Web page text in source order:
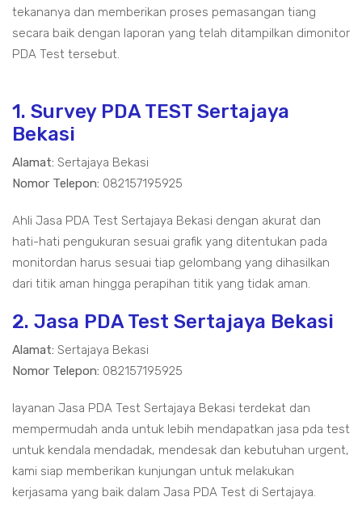
tekananya dan memberikan proses pemasangan tiang
secara baik dengan laporan yang telah ditampilkan dimonitor
PDA Test tersebut.
1. Survey PDA TEST Sertajaya
Bekasi
Alamat: Sertajaya Bekasi
Nomor Telepon: 082157195925
Ahli Jasa PDA Test Sertajaya Bekasi dengan akurat dan
hati-hati pengukuran sesuai grafik yang ditentukan pada
monitordan harus sesuai tiap gelombang yang dihasilkan
dari titik aman hingga perapihan titik yang tidak aman.
2. Jasa PDA Test Sertajaya Bekasi
Alamat: Sertajaya Bekasi
Nomor Telepon: 082157195925
layanan Jasa PDA Test Sertajaya Bekasi terdekat dan
mempermudah anda untuk lebih mendapatkan jasa pda test
untuk kendala mendadak, mendesak dan kebutuhan urgent,
kami siap memberikan kunjungan untuk melakukan
kerjasama yang baik dalam Jasa PDA Test di Sertajaya.